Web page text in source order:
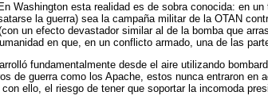
Washington esta realidad es de sobra conocida: en
la guerra) sea la campaña militar de la OTAN
un efecto devastador similar al de la bomba que
en que, en un conflicto armado, una de las
fundamentalmente desde el aire utilizando
de guerra como los Apache, estos nunca entraron
ello, el riesgo de tener que soportar la incomoda